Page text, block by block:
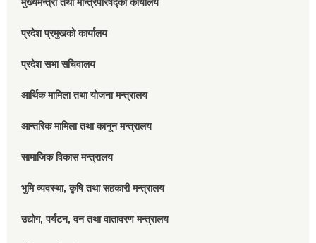
मुख्यमन्त्री तथा मन्त्रिपरिषद्को कार्यालय
प्रदेश प्रमुखको कार्यालय
प्रदेश सभा सचिवालय
आर्थिक मामिला तथा योजना मन्त्रालय
आन्तरिक मामिला तथा कानून मन्त्रालय
सामाजिक विकास मन्त्रालय
भुमि व्यवस्था, कृषि तथा सहकारी मन्त्रालय
उद्योग, पर्यटन, वन तथा वातावरण मन्त्रालय